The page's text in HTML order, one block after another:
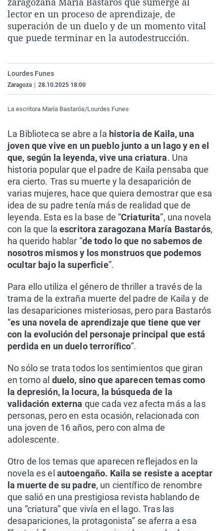
La rosa de los vientos
Gente viajera
Como el perro y el
Caso
Retornados
Equipo de
Extremadura
Galicia
La Rioja
Virales
Televisión
Elecciones
lector en un proceso de aprendizaje, de
superación de un duelo y de un momento vital
que puede terminar en la autodestrucción.
Lourdes Funes
Zaragoza 28.10.2025 18:00
La escritora María Bastarós/Lourdes Funes
La Biblioteca se abre a la historia de Kaila, una
joven que vive en un pueblo junto a un lago y en el
que, según la leyenda, vive una criatura. Una
historia popular que el padre de Kaila pensaba que
era cierto. Tras su muerte y la desaparición de
varias mujeres, hace que quiera demostrar que esa
idea de su padre tenía más de realidad que de
leyenda. Esta es la base de “Criaturita”, una novela
con la que la escritora zaragozana María Bastarós,
ha querido hablar “de todo lo que no sabemos de
nosotros mismos y los monstruos que podemos
ocultar bajo la superficie”.
Para ello utiliza el género de thriller a través de la
trama de la extraña muerte del padre de Kaila y de
las desapariciones misteriosas, pero para Bastarós
“es una novela de aprendizaje que tiene que ver
con la evolución del personaje principal que está
perdida en un duelo terrorífico”.
No sólo se trata todos los sentimientos que giran
en torno al duelo, sino que aparecen temas como
la depresión, la locura, la búsqueda de la
validación externa que cada vez afecta más a las
personas, pero en esta ocasión, relacionada con
una joven de 16 años, pero con alma de
adolescente.
Otro de los temas que aparecen reflejados en la
novela es el autoengaño. Kaila se resiste a aceptar
la muerte de su padre, un científico de renombre
que salió en una prestigiosa revista hablando de
una “criatura” que vivía en el lago. Tras las
desapariciones, la protagonista” se aferra a esa